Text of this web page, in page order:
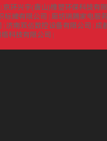
京环兴宇(唐山)橡塑环保科技有
标牌有限公司 廊坊瑞腾家电服
济南双佰数控设备有限公司 成
科技有限公司